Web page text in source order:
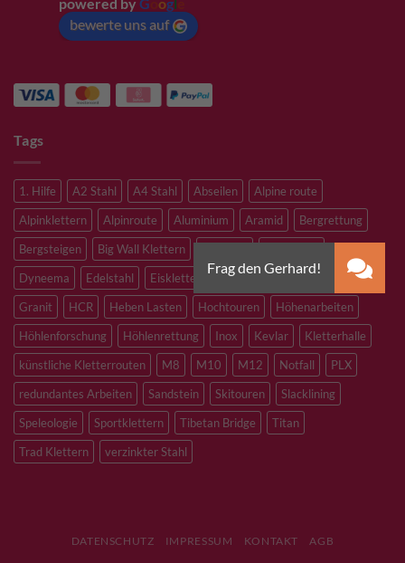
bewerte uns auf
Tags
1. Hilfe A2 Stahl A4 Stahl Abseilen
Alpine route
Alpinklettern
Alpinroute Aluminium Aramid
Bergrettung
Bergsteigen
Big Wall Klettern
Dyneema
Edelstahl Eisklettern Flaschenzug
Flying Fox
Granit
HCR Heben Lasten Hochtouren
Höhenarbeiten
Höhlenforschung
Höhlenrettung Inox Kevlar
Kletterhalle
künstliche Kletterrouten
M8 M10 M12 Notfall
PLX
redundantes Arbeiten
Sandstein Skitouren
Slacklining
Speleologie
Sportklettern Tibetan Bridge
Titan
Trad Klettern
verzinkter Stahl
DATENSCHUTZ IMPRESSUM KONTAKT AGB